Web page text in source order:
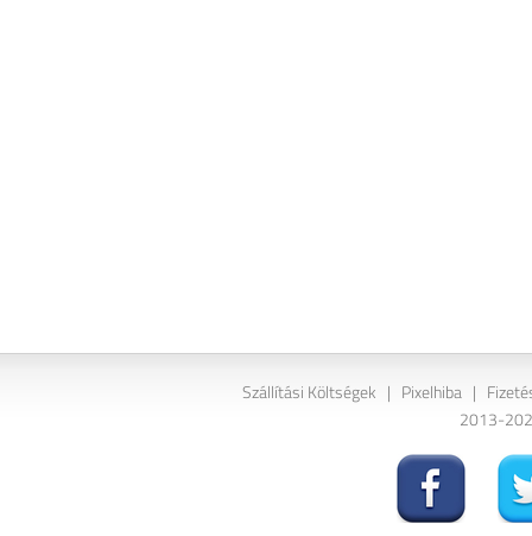
Szállítási Költségek | Pixelhiba |
2013-